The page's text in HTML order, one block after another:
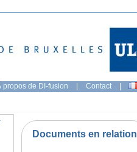
propos de DI-fusion | Contact |
Documents en relation